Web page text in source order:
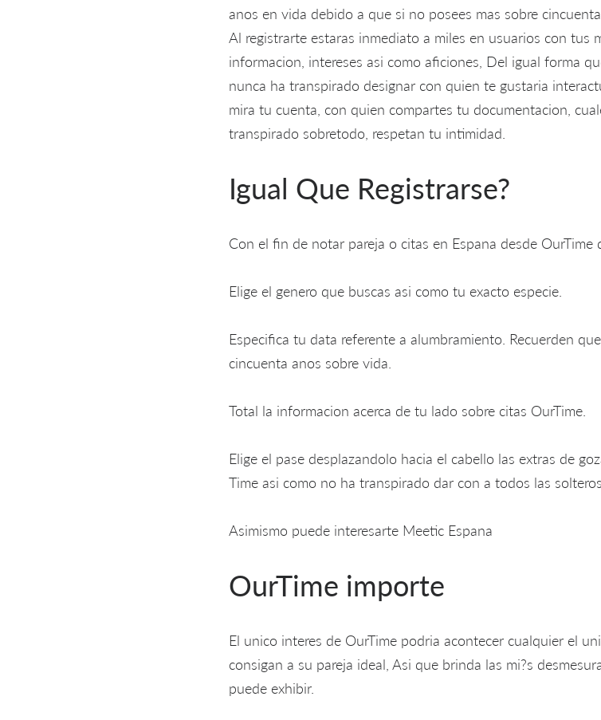
anos en vida debido a que si no posees mas sobre
Al registrarte estaras inmediato a miles en usuarios con tus
informacion, intereses asi­ como aficiones, Del igual forma
nunca ha transpirado designar con quien te gustaria
mira tu cuenta, con quien compartes tu documentacion,
transpirado sobretodo, respetan tu intimidad.
Igual Que Registrarse?
Con el fin de notar pareja o citas en Espana desde OurTime
Elige el genero que buscas asi­ como tu exacto especie.
Especifica tu data referente a alumbramiento. Recuerden
cincuenta anos sobre vida.
Total la informacion acerca de tu lado sobre citas OurTime.
Elige el pase desplazandolo hacia el cabello las extras de
Time asi­ como no ha transpirado dar con a todos las
Asimismo puede interesarte Meetic Espana
OurTime importe
El unico interes de OurTime podri­a acontecer cualquier el
consigan a su pareja ideal, Asi que brinda las mi?s
puede exhibir.